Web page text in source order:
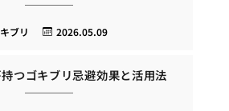
2026.05.09
ブリ
つゴキブリ忌避効果と活用法